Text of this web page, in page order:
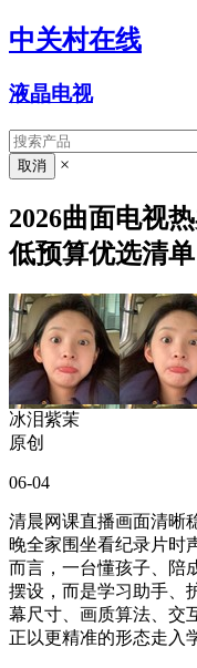
中关村在线
液晶电视
×
2026曲面电视
低预算优选清单
冰泪紫茉
原创
06-04
清晨网课直播画面清晰
晚全家围坐看纪录片
而言，一台懂孩子、陪
摆设，而是学习助手、
幕尺寸、画质算法、交
正以更精准的形态走入